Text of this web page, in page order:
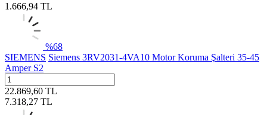
1.666,94 TL
%68
SIEMENS Siemens 3RV2031-4VA10 Motor Koruma Şalteri 35-45
Amper S2
22.869,60 TL
7.318,27 TL